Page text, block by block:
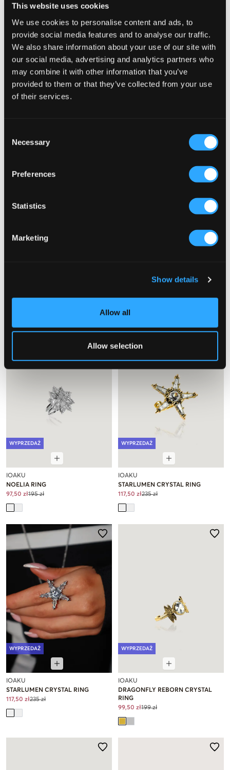
This website uses cookies
We use cookies to personalise content and ads, to
provide social media features and to analyse our traffic.
We also share information about your use of our site with
our social media, advertising and analytics partners who
may combine it with other information that you’ve
provided to them or that they’ve collected from your use
of their services.
Selection
Necessary
Preferences
Statistics
Marketing
Show details
Allow all
Allow selection
WYPRZEDAŻ
MAKE A WISH STAR RING
134,50 zł269 zł
WYPRZEDAŻ
DRAGONFLY REBORN MULTI RING
119,50 zł239 zł
WYPRZEDAŻ
NOELIA RING
WYPRZEDAŻ
IOAKU
NOELIA RING
97,50 zł195 zł
WYPRZEDAŻ
IOAKU
STARLUMEN CRYSTAL RING
117,50 zł235 zł
WYPRZEDAŻ
IOAKU
STARLUMEN CRYSTAL RING
117,50 zł235 zł
WYPRZEDAŻ
IOAKU
DRAGONFLY REBORN CRYSTAL
RING
99,50 zł199 zł